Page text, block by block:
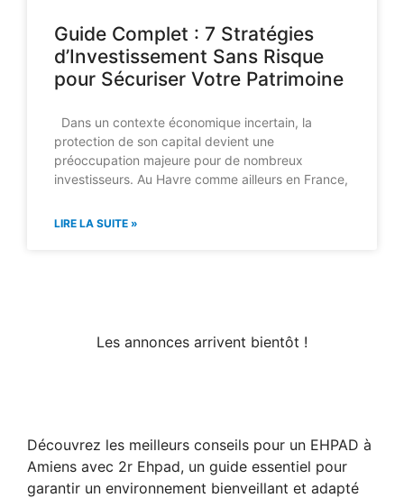
Guide Complet : 7 Stratégies
d’Investissement Sans Risque
pour Sécuriser Votre Patrimoine
Dans un contexte économique incertain, la
protection de son capital devient une
préoccupation majeure pour de nombreux
investisseurs. Au Havre comme ailleurs en France,
LIRE LA SUITE »
Les annonces arrivent bientôt !
Découvrez les meilleurs conseils pour un EHPAD à
Amiens avec 2r Ehpad, un guide essentiel pour
garantir un environnement bienveillant et adapté